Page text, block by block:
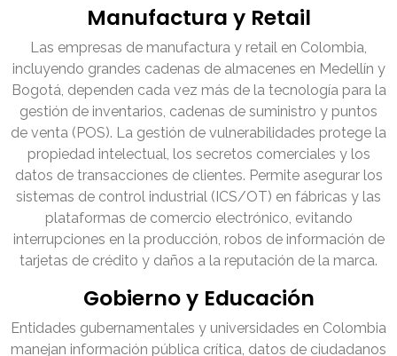
Manufactura y Retail
Las empresas de manufactura y retail en Colombia,
incluyendo grandes cadenas de almacenes en Medellín y
Bogotá, dependen cada vez más de la tecnología para la
gestión de inventarios, cadenas de suministro y puntos
de venta (POS). La gestión de vulnerabilidades protege la
propiedad intelectual, los secretos comerciales y los
datos de transacciones de clientes. Permite asegurar los
sistemas de control industrial (ICS/OT) en fábricas y las
plataformas de comercio electrónico, evitando
interrupciones en la producción, robos de información de
tarjetas de crédito y daños a la reputación de la marca.
Gobierno y Educación
Entidades gubernamentales y universidades en Colombia
manejan información pública crítica, datos de ciudadanos